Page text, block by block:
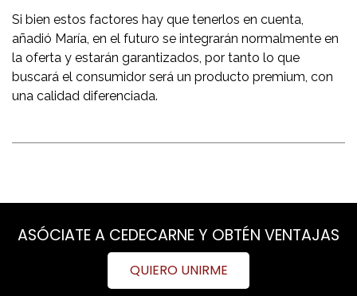
Si bien estos factores hay que tenerlos en cuenta,
añadió María, en el futuro se integrarán normalmente en
la oferta y estarán garantizados, por tanto lo que
buscará el consumidor será un producto premium, con
una calidad diferenciada.
ASÓCIATE A CEDECARNE Y OBTÉN VENTAJAS
QUIERO UNIRME